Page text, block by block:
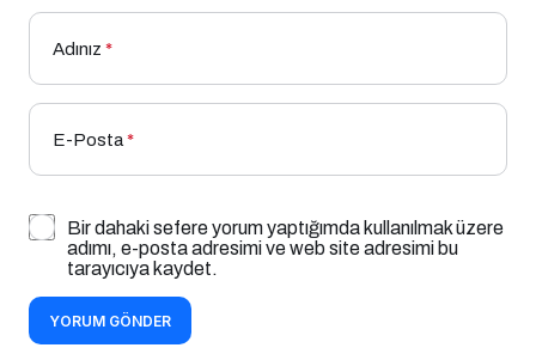
Adınız *
E-Posta*
Bir dahaki sefere yorum yaptığımda kullanılmak üzere
adımı, e-posta adresimi ve web site adresimi bu
tarayıcıya kaydet.
YORUM GÖNDER